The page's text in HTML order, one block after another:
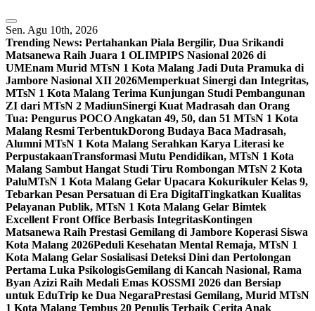
Sen. Agu 10th, 2026
Trending News: Pertahankan Piala Bergilir, Dua Srikandi
Matsanewa Raih Juara 1 OLIMPIPS Nasional 2026 di
UMEnam Murid MTsN 1 Kota Malang Jadi Duta Pramuka di
Jambore Nasional XII 2026Memperkuat Sinergi dan Integritas,
MTsN 1 Kota Malang Terima Kunjungan Studi Pembangunan
ZI dari MTsN 2 MadiunSinergi Kuat Madrasah dan Orang
Tua: Pengurus POCO Angkatan 49, 50, dan 51 MTsN 1 Kota
Malang Resmi TerbentukDorong Budaya Baca Madrasah,
Alumni MTsN 1 Kota Malang Serahkan Karya Literasi ke
PerpustakaanTransformasi Mutu Pendidikan, MTsN 1 Kota
Malang Sambut Hangat Studi Tiru Rombongan MTsN 2 Kota
PaluMTsN 1 Kota Malang Gelar Upacara Kokurikuler Kelas 9,
Tebarkan Pesan Persatuan di Era DigitalTingkatkan Kualitas
Pelayanan Publik, MTsN 1 Kota Malang Gelar Bimtek
Excellent Front Office Berbasis IntegritasKontingen
Matsanewa Raih Prestasi Gemilang di Jambore Koperasi Siswa
Kota Malang 2026Peduli Kesehatan Mental Remaja, MTsN 1
Kota Malang Gelar Sosialisasi Deteksi Dini dan Pertolongan
Pertama Luka PsikologisGemilang di Kancah Nasional, Rama
Byan Azizi Raih Medali Emas KOSSMI 2026 dan Bersiap
untuk EduTrip ke Dua NegaraPrestasi Gemilang, Murid MTsN
1 Kota Malang Tembus 20 Penulis Terbaik Cerita Anak